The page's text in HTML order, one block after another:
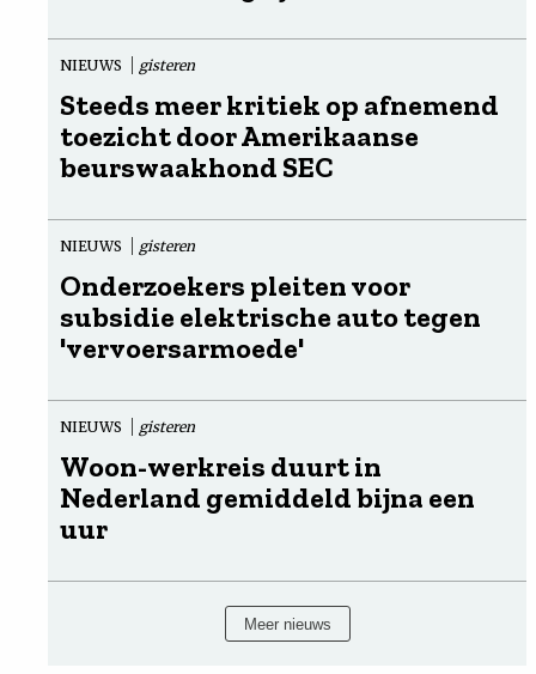
NIEUWS gisteren
Steeds meer kritiek op afnemend
toezicht door Amerikaanse
beurswaakhond SEC
NIEUWS gisteren
Onderzoekers pleiten voor
subsidie elektrische auto tegen
'vervoersarmoede'
NIEUWS gisteren
Woon-werkreis duurt in
Nederland gemiddeld bijna een
uur
Meer nieuws